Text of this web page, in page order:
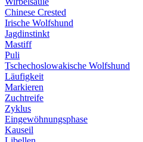
Chinese Crested
Irische Wolfshund
Jagdinstinkt
Mastiff
Puli
Tschechoslowakische Wolfshund
Läufigkeit
Markieren
Zuchtreife
Zyklus
Eingewöhnungsphase
Kauseil